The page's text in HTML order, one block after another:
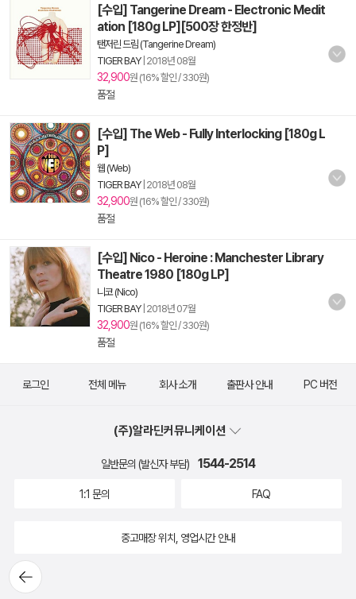
[수입] Tangerine Dream - Electronic Medit
ation [180g LP][500장 한정반]
탠저린 드림 (Tangerine Dream)
TIGER BAY| 2018년 08월
32,900원 (16% 할인 / 330원)
품절
[수입] The Web - Fully Interlocking [180g L
P]
웹 (Web)
TIGER BAY| 2018년 08월
32,900원 (16% 할인 / 330원)
품절
[수입] Nico - Heroine : Manchester Library
Theatre 1980 [180g LP]
니코 (Nico)
TIGER BAY| 2018년 07월
32,900원 (16% 할인 / 330원)
품절
뒤로가
기
로그인 전체 메뉴 회사 소개 출판사 안내 PC 버전
(주)알라딘커뮤니케이션
일반문의 (발신자 부담) 1544-2514
1:1 문의 FAQ
중고매장 위치, 영업시간 안내